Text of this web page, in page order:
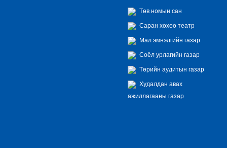
Төв номын сан
Саран хөхөө театр
Мал эмнэлгийн газар
Соёл урлагийн газар
Төрийн аудитын газар
Худалдан авах
ажиллагааны газар